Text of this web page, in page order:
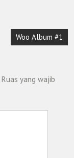
Woo Album #1
Ruas yang wajib